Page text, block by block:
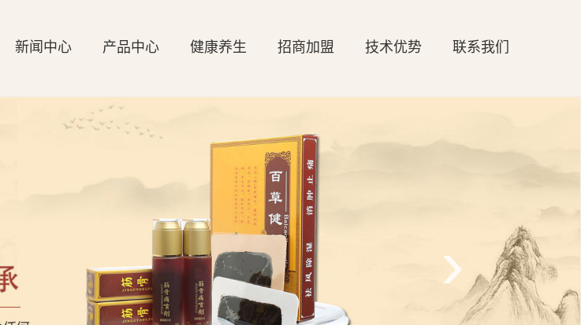
新闻中心 产品中心 健康养生 招商加盟 技术优势 联系我们
›